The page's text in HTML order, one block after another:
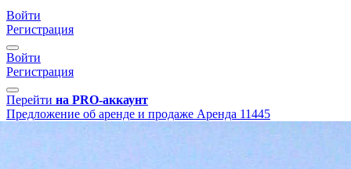
Войти
Регистрация
Войти
Регистрация
Перейти на PRO-аккаунт
Предложение об аренде и продаже Аренда 11445